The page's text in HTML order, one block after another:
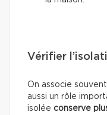
Vérifier
On associe souvent
aussi un rôle
isolée conserve